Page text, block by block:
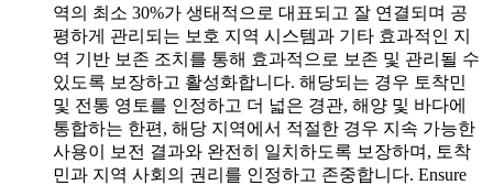
역의 최소 30%가 생태적으로 대표되고 잘 연결되며 공
평하게 관리되는 보호 지역 시스템과 기타 효과적인 지
역 기반 보존 조치를 통해 효과적으로 보존 및 관리될 수
있도록 보장하고 활성화합니다. 해당되는 경우 토착민
및 전통 영토를 인정하고 더 넓은 경관, 해양 및 바다에
통합하는 한편, 해당 지역에서 적절한 경우 지속 가능한
사용이 보전 결과와 완전히 일치하도록 보장하며, 토착
민과 지역 사회의 권리를 인정하고 존중합니다. Ensure